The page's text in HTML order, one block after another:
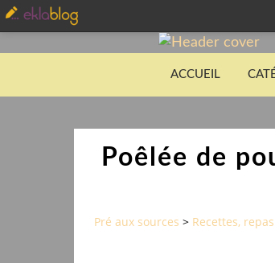
ACCUEIL
Poêlée de
Pré aux sources > Recettes, repas